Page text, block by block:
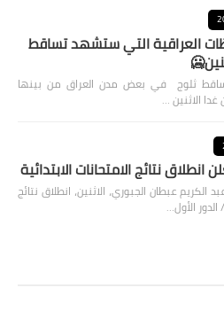
العراقية التي ستشهد تساقط
ثلوج في بعض مدن العراق من بينها
انطلاق نتائج الامتحانات الابتدائية
الكريم عبطان الجبوري، الاثنين، انطلاق نتائج
الدور الأول…